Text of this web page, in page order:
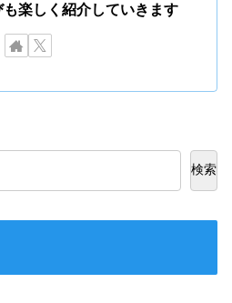
楽しく紹介していきます
検索